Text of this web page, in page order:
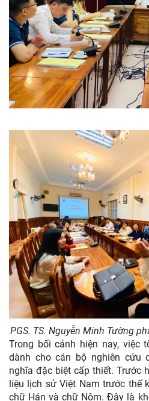
PGS. TS. Nguyễn Minh Tường
Trong bối cảnh hiện nay, việc
dành cho cán bộ nghiên cứu
nghĩa đặc biệt cấp thiết. Trước
liệu lịch sử Việt Nam trước thế
chữ Hán và chữ Nôm. Đây là